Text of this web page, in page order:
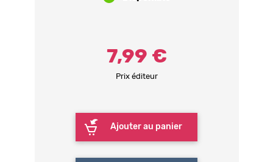
Prix éditeur
7,99 €
Ajouter au panier